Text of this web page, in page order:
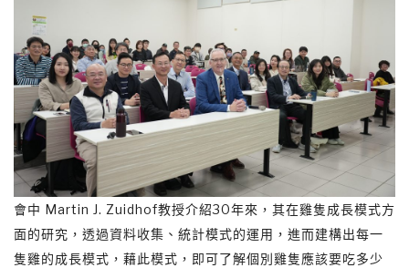
會中 Martin J. Zuidhof教授介紹30年來，其在雞隻成長模式方
面的研究，透過資料收集、統計模式的運用，進而建構出每一
隻雞的成長模式，藉此模式，即可了解個別雞隻應該要吃多少